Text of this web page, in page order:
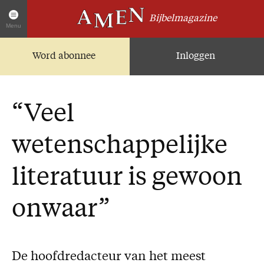
Menu
Bijbelmagazine
Word abonnee Inloggen
Artikelen
Zoek in alle artikelen
Facebook
Over AMEN
Abonnementen
Steun AMEN
“Veel
wetenschappelijke
literatuur is gewoon
onwaar”
De hoofdredacteur van het meest